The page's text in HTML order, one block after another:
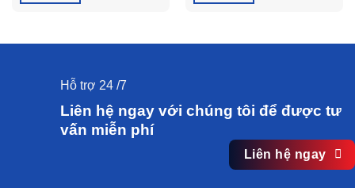
Hỗ trợ 24 /7
Liên hệ ngay với chúng tôi để được tư
vấn miễn phí
Liên hệ ngay